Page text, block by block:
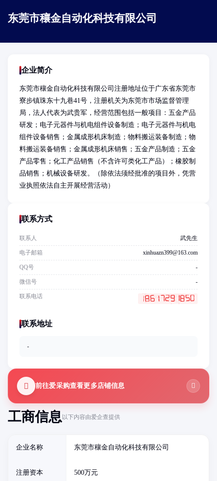
东莞市穰金自动化科技有限公司
工商信息以下内容由爱企查提供
企业名称 东莞市穰金自动化科技有限公司
注册资本 500万元
企业简介
东莞市穰金自动化科技有限公司注册地址位于广东省东莞市
寮步镇珠东十九巷41号，注册机关为东莞市市场监督管理
局，法人代表为武贵军，经营范围包括一般项目：五金产品
研发；电子元器件与机电组件设备制造；电子元器件与机电
组件设备销售；金属成形机床制造；物料搬运装备制造；物
料搬运装备销售；金属成形机床销售；五金产品制造；五金
产品零售；化工产品销售（不含许可类化工产品）；橡胶制
品销售；机械设备研发。（除依法须经批准的项目外，凭营
业执照依法自主开展经营活动）
联系方式
联系人 武先生
电子邮箱 xinhuazn399@163.com
QQ号 -
微信号 -
联系电话
联系地址
-
前往爱采购查看更多店铺信息